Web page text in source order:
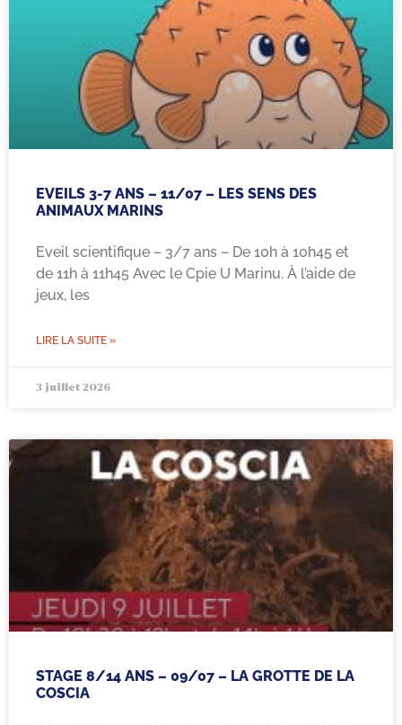
EVEILS 3-7 ANS – 11/07 – LES SENS DES
ANIMAUX MARINS
Eveil scientifique – 3/7 ans – De 10h à 10h45 et
de 11h à 11h45 Avec le Cpie U Marinu. À l’aide de
jeux, les
LIRE LA SUITE »
3 juillet 2026
STAGE 8/14 ANS – 09/07 – LA GROTTE DE LA
COSCIA